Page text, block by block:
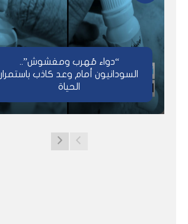
“دواء مُهرب ومغشوش”..
السودانيون أمام وعد كاذب باستمرار
الحياة